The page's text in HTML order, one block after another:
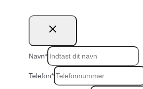
Navn*
Telefon*